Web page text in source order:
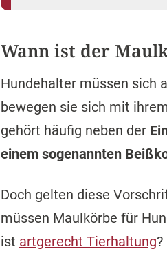
Wann ist der
Hundehalter müssen sich
bewegen sie sich mit
gehört häufig neben der
einem sogenannten
Doch gelten diese
müssen Maulkörbe für
ist artgerecht Tierhaltung